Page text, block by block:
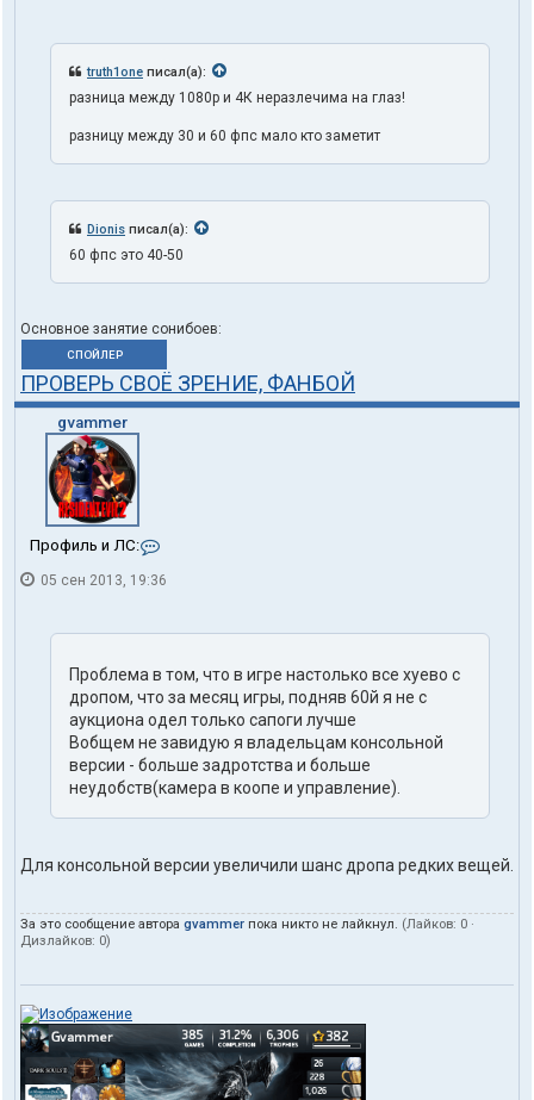
truth1one писал(а):
разница между 1080p и 4К неразлечима на глаз!
разницу между 30 и 60 фпс мало кто заметит
Dionis писал(а):
60 фпс это 40-50
Основное занятие сонибоев:
СПОЙЛЕР
ПРОВЕРЬ СВОЁ ЗРЕНИЕ, ФАНБОЙ
gvammer
Профиль и ЛС:
н
к
ы
п
о
л
ь
з
о
е
g
m
e
05 сен 2013, 19:36
Проблема в том, что в игре настолько все хуево с
дропом, что за месяц игры, подняв 60й я не с
аукциона одел только сапоги лучше
Вобщем не завидую я владельцам консольной
версии - больше задротства и больше
неудобств(камера в коопе и управление).
Для консольной версии увеличили шанс дропа редких вещей.
За это сообщение автора gvammer пока никто не лайкнул. (Лайков: 0 ·
Дизлайков: 0)